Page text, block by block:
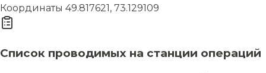
Координаты 49.817621, 73.129109
Список проводимых на станции операций